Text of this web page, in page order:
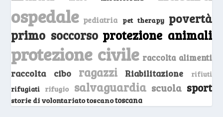
ospedale pediatria pet therapy povertà
primo soccorso protezione animali
protezione civile raccolta alimenti
raccolta cibo ragazzi Riabilitazione
rifiuti
rifugiati
rifugio salvaguardia scuola sport
storie di volontariato toscanotoscana